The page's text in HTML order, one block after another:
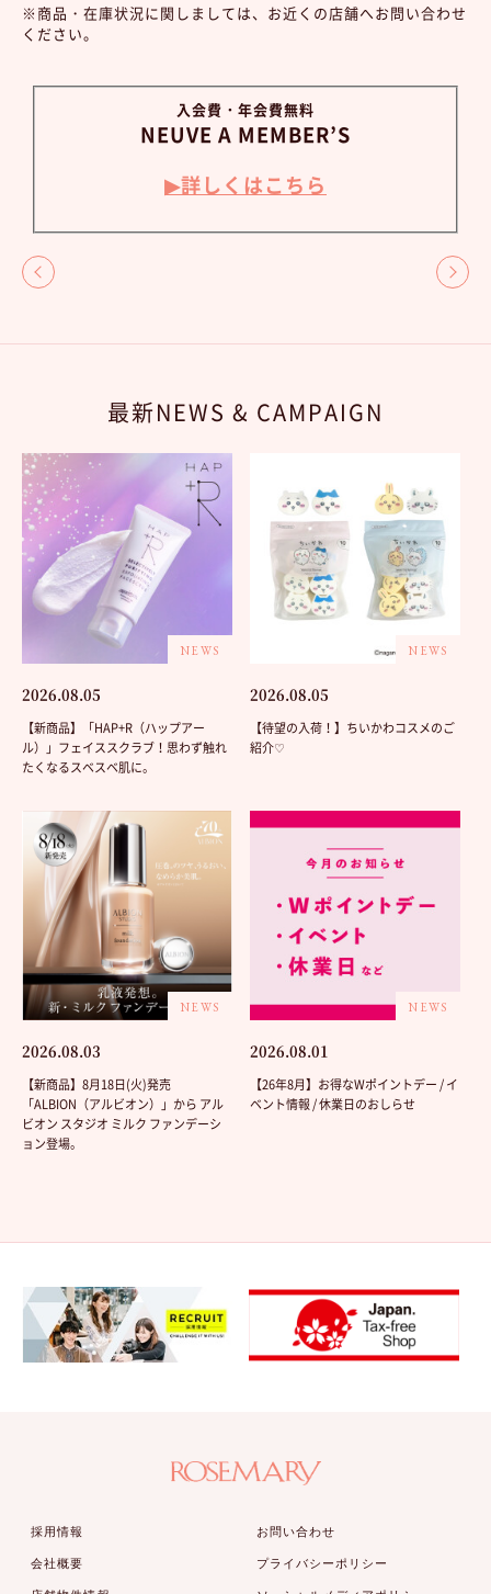
※商品・在庫状況に関しましては、お近くの店舗へお問い合わせ
ください。
入会費・年会費無料
NEUVE A MEMBER’S
▶詳しくはこちら
最新NEWS & CAMPAIGN
NEWS
2026.08.05
【新商品】「HAP+R（ハップアー
ル）」フェイススクラブ！思わず触れ
たくなるスベスベ肌に。
NEWS
2026.08.05
【待望の入荷！】ちいかわコスメのご
紹介♡
NEWS
2026.08.03
【新商品】8月18日(火)発売
「ALBION（アルビオン）」から アル
ビオン スタジオ ミルク ファンデーシ
ョン登場。
NEWS
2026.08.01
【26年8月】お得なWポイントデー / イ
ベント情報 / 休業日のおしらせ
採用情報
会社概要
お問い合わせ
プライバシーポリシー